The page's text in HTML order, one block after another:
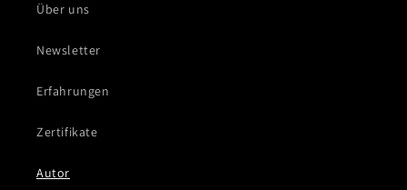
Über uns
Newsletter
Erfahrungen
Zertifikate
Autor